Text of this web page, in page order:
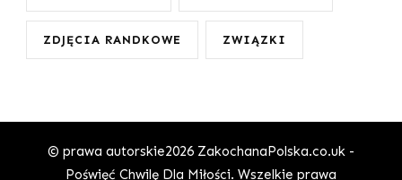
ZDJĘCIA RANDKOWE ZWIĄZKI
© prawa autorskie2026 ZakochanaPolska.co.uk -
Poświęć Chwilę Dla Miłości. Wszelkie prawa